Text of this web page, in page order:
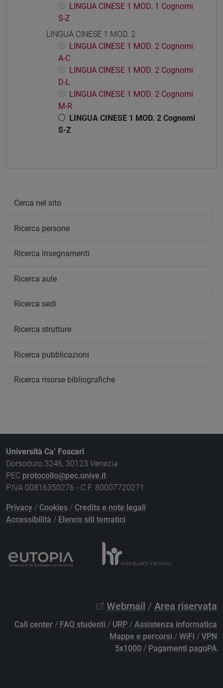
LINGUA CINESE 1 MOD. 1 Cognomi
S-Z
LINGUA CINESE 1 MOD. 2
LINGUA CINESE 1 MOD. 2 Cognomi
A-C
LINGUA CINESE 1 MOD. 2 Cognomi
D-L
LINGUA CINESE 1 MOD. 2 Cognomi
M-R
LINGUA CINESE 1 MOD. 2 Cognomi
S-Z
Cerca nel sito
Ricerca persone
Ricerca insegnamenti
Ricerca aule
Ricerca sedi
Ricerca strutture
Ricerca pubblicazioni
Ricerca risorse bibliografiche
Università Ca’ Foscari
Dorsoduro 3246, 30123 Venezia
PEC protocollo@pec.unive.it
P.IVA 00816350276 - C.F. 80007720271
Privacy / Cookies / Credits e note legali
Accessibilità / Elenco siti tematici
Webmail / Area riservata
Call center / FAQ studenti / URP / Assistenza informatica
Mappe e percorsi / WiFi / VPN
5x1000 / Pagamenti pagoPA